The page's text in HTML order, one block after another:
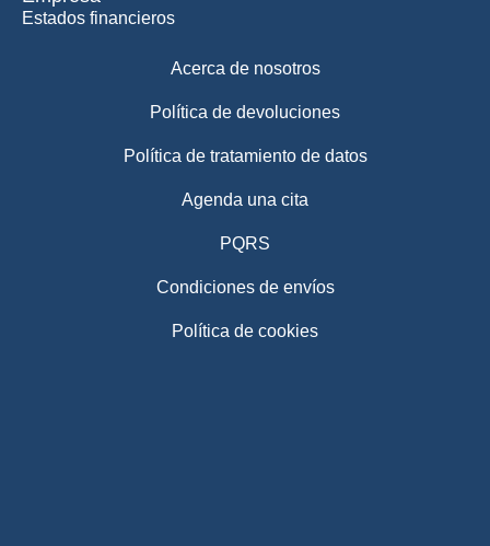
Estados financieros
Acerca de nosotros
Política de devoluciones
Política de tratamiento de datos
Agenda una cita
PQRS
Condiciones de envíos
Política de cookies